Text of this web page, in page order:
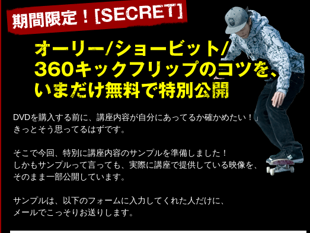
DVDを購入する前に、講座内容が自分にあってるか確かめたい！」
きっとそう思ってるはずです。
そこで今回、特別に講座内容のサンプルを準備しました！
しかもサンプルって言っても、実際に講座で提供している映像を、
そのまま一部公開しています。
サンプルは、以下のフォームに入力してくれた人だけに、
メールでこっそりお送りします。